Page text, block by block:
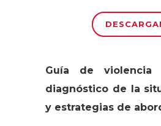
Guía de violencia
diagnóstico de la
y estrategias de